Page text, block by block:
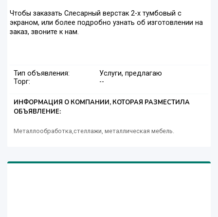
Чтобы заказать Слесарный верстак 2-х тумбовый с
экраном, или более подробно узнать об изготовлении на
заказ, звоните к нам.
Тип объявления:
Услуги, предлагаю
Торг:
--
ИНФОРМАЦИЯ О КОМПАНИИ, КОТОРАЯ РАЗМЕСТИЛА
ОБЪЯВЛЕНИЕ:
Металлообработка,стеллажи, металлическая мебель.